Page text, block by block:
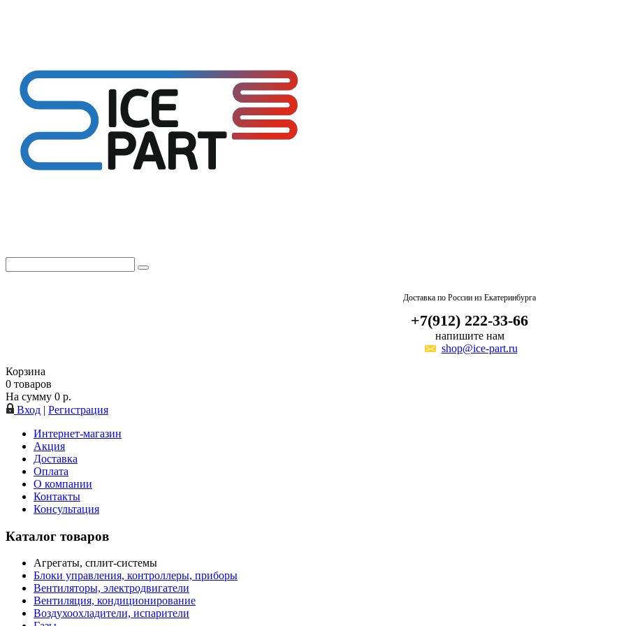
Доставка по России из Екатеринбурга
+7(912) 222-33-66
напишите нам
shop@ice-part.ru
Корзина
0 товаров
На сумму 0 р.
Вход | Регистрация
Интернет-магазин
Акция
Доставка
Оплата
О компании
Контакты
Консультация
Каталог товаров
Агрегаты, сплит-системы
Блоки управления, контроллеры, приборы
Вентиляторы, электродвигатели
Вентиляция, кондиционирование
Воздухоохладители, испарители